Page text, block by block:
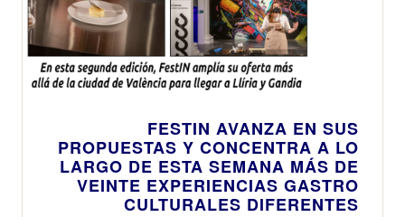
FESTIN AVANZA EN SUS
PROPUESTAS Y CONCENTRA A LO
LARGO DE ESTA SEMANA MÁS DE
VEINTE EXPERIENCIAS GASTRO
CULTURALES DIFERENTES